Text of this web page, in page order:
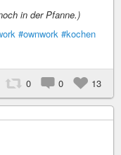
in der Pfanne.)
#ownwork #kochen
0 0 13